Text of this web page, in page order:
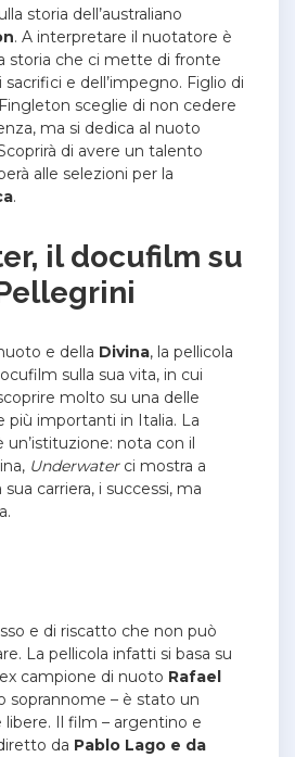
storia dell’australiano
. A interpretare il nuotatore è
storia che ci mette di fronte
sacrifici e dell’impegno. Figlio di
sceglie di non cedere
ma si dedica al nuoto
di avere un talento
alle selezioni per la
.
il docufilm su
e della Divina, la pellicola
sulla sua vita, in cui
molto su una delle
più importanti in Italia. La
un’istituzione: nota con il
Underwaterci mostra a
carriera, i successi, ma
e di riscatto che non può
La pellicola infatti si basa su
campione di nuoto Rafael
soprannome – è stato un
Il film – argentino e
da Pablo Lago e da